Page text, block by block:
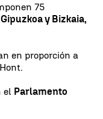
75
y Bizkaia,
en proporción a
el Parlamento